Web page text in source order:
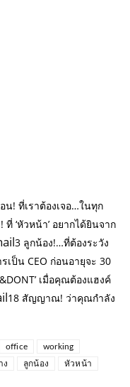
น! ที่เราต้องเจอ…ในทุก
ที่ ‘หัวหน้า’ อยากได้ยินจาก
3 ลูกน้อง!…ที่ต้องระวัง
เป็น CEO ก่อนอายุจะ 30
เมื่อคุณต้องแฮงค์
18 สัญญาณ! ว่าคุณกำลัง
office
working
ง ลูกน้อง
หัวหน้า